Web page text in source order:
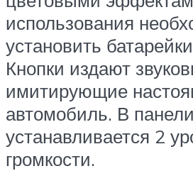
использования
установить
Кнопки издают
имитирующие
автомобиль. В панели
устанавливается 2
громкости.